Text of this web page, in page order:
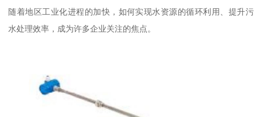
随着地区工业化进程的加快，如何实现水资源的循环利用、提升污
水处理效率，成为许多企业关注的焦点。